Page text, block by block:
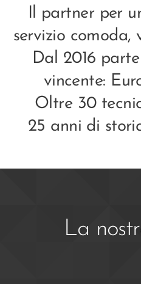
Il partner per
servizio comoda,
Dal 2016
vincente:
Oltre 30
25 anni di
La